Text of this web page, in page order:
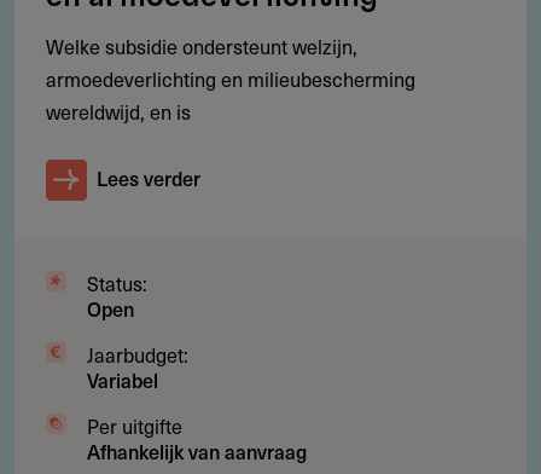
Voorwaarden
Welke voorwaarden gelden?
Aanvrager is een organisatie met een maatschappelijk
Project is effectief en schaalbaar met blijvende
positieve impact
Aanvrager doorloopt eerst de quickscan met positief
Welke subsidie ondersteunt welzijn,
armoedeverlichting en milieubescherming
wereldwijd, en is
Lees verder
Status:
Open
Jaarbudget:
Variabel
Per uitgifte
Afhankelijk van aanvraag